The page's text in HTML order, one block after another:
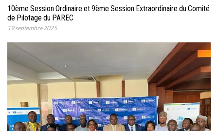
10ème Session Ordinaire et 9ème Session Extraordinaire du Comité
de Pilotage du PAREC
19 septembre 2025